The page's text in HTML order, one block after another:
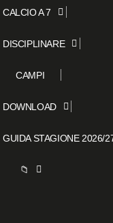
CALCIO A 7
DISCIPLINARE
CAMPI
DOWNLOAD
GUIDA STAGIONE 2026/
📁